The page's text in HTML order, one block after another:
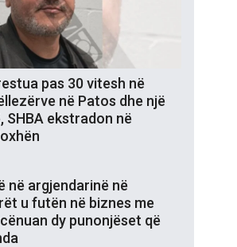
pas 30 vitesh në
në Patos dhe një
SHBA ekstradon në
në argjendarinë në
u futën në biznes me
dy punonjëset që